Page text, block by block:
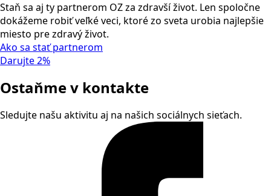
Staň sa aj ty partnerom OZ za zdravší život. Len spoločne
dokážeme robiť veľké veci, ktoré zo sveta urobia najlepšie
miesto pre zdravý život.
Ako sa stať partnerom
Darujte 2%
Ostaňme v kontakte
Sledujte našu aktivitu aj na našich sociálnych sieťach.